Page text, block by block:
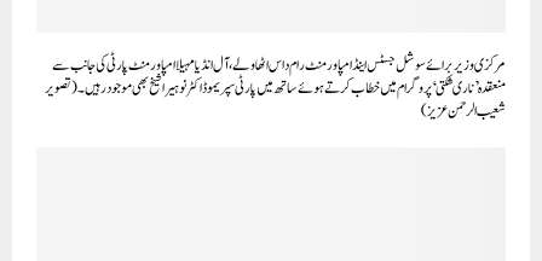
مرکزی وزیر برائے سوشل جسٹس اینڈ امپاورمنٹ رام داس اٹھاولے ، آل انڈیا مہیلا امپاورمنٹ پارٹی کی جانب سے
منعقدہ ’ناری شکتی ‘ پروگرام میں خطاب کرتے ہوئے ساتھ میں پارٹی سپریمو ڈاکٹر نوہیرا شیخ بھی موجود رہیں ۔(تصویر
شعیب الرحمن عزیز)